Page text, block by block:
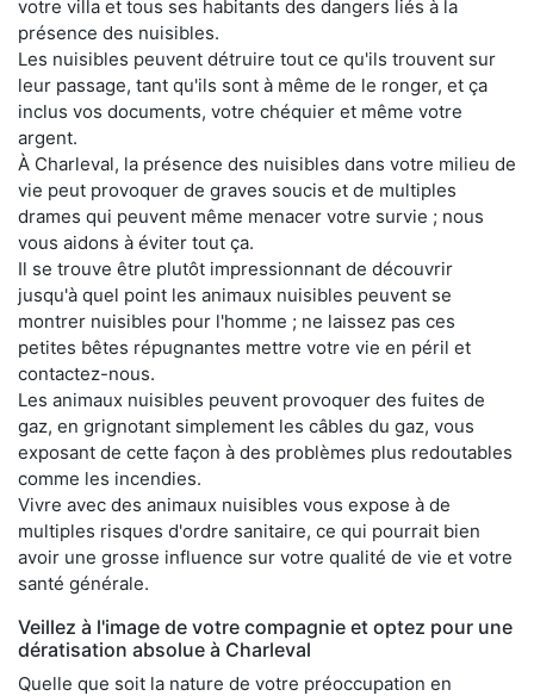
votre villa et tous ses habitants des dangers liés à la
présence des nuisibles.
Les nuisibles peuvent détruire tout ce qu'ils trouvent sur
leur passage, tant qu'ils sont à même de le ronger, et ça
inclus vos documents, votre chéquier et même votre
argent.
À Charleval, la présence des nuisibles dans votre milieu de
vie peut provoquer de graves soucis et de multiples
drames qui peuvent même menacer votre survie ; nous
vous aidons à éviter tout ça.
Il se trouve être plutôt impressionnant de découvrir
jusqu'à quel point les animaux nuisibles peuvent se
montrer nuisibles pour l'homme ; ne laissez pas ces
petites bêtes répugnantes mettre votre vie en péril et
contactez-nous.
Les animaux nuisibles peuvent provoquer des fuites de
gaz, en grignotant simplement les câbles du gaz, vous
exposant de cette façon à des problèmes plus redoutables
comme les incendies.
Vivre avec des animaux nuisibles vous expose à de
multiples risques d'ordre sanitaire, ce qui pourrait bien
avoir une grosse influence sur votre qualité de vie et votre
santé générale.
Veillez à l'image de votre compagnie et optez pour une
dératisation absolue à Charleval
Quelle que soit la nature de votre préoccupation en